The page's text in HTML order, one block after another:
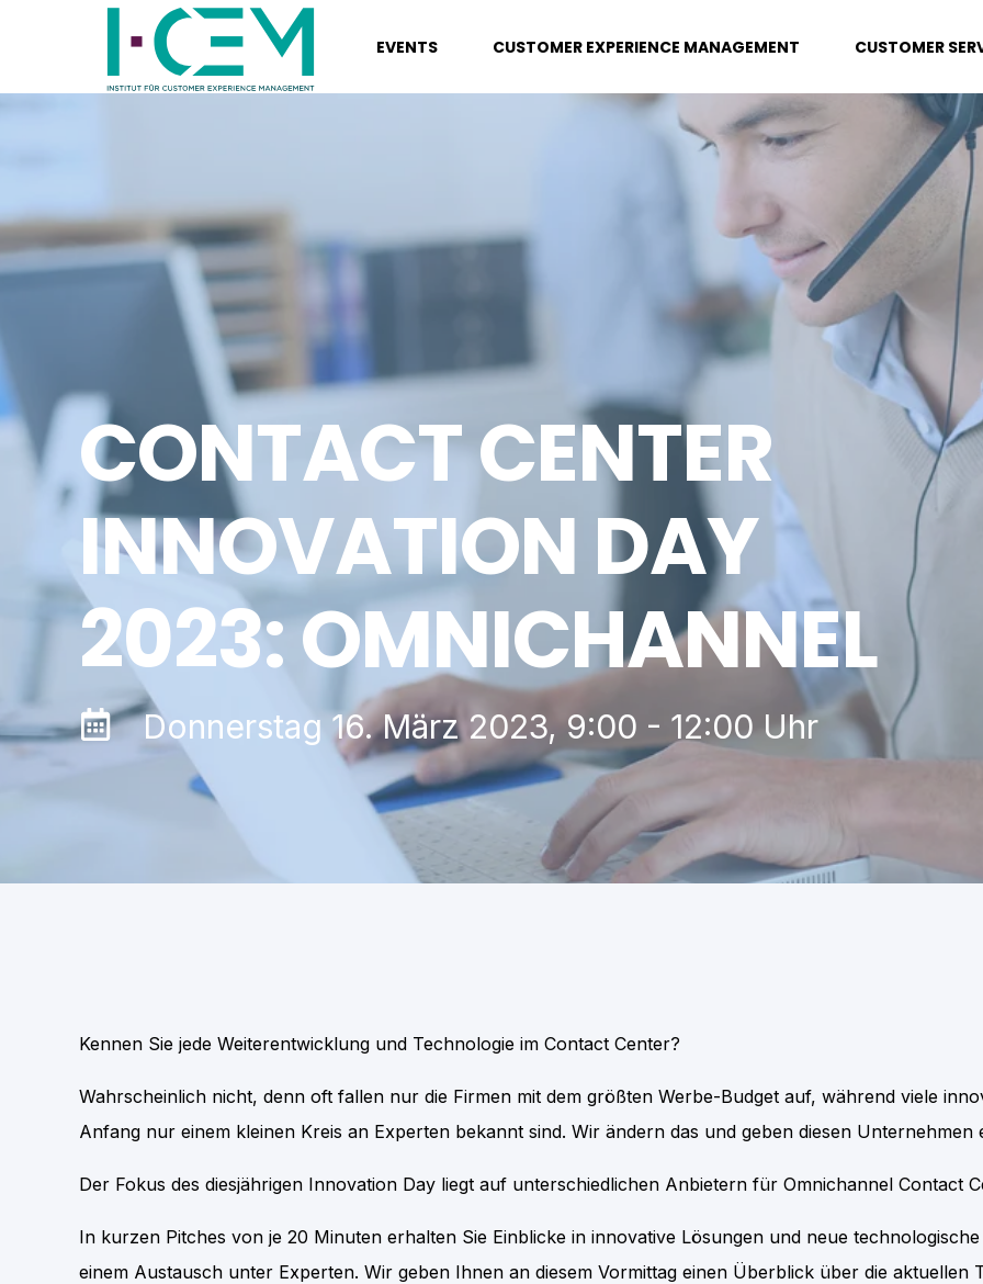
EVENTS CUSTOMER EXPERIENCE MANAGEMENT CUSTOMER
CONTACT CENTER
INNOVATION DAY
2023: OMNICHANNEL
Donnerstag 16. März 2023, 9:00 - 12:00 Uhr
Kennen Sie jede Weiterentwicklung und Technologie im Contact Center?
Wahrscheinlich nicht, denn oft fallen nur die Firmen mit dem größten Werbe-Budget auf, während viele
Anfang nur einem kleinen Kreis an Experten bekannt sind. Wir ändern das und geben diesen Unternehmen
Der Fokus des diesjährigen Innovation Day liegt auf unterschiedlichen Anbietern für Omnichannel Contact
In kurzen Pitches von je 20 Minuten erhalten Sie Einblicke in innovative Lösungen und neue
einem Austausch unter Experten. Wir geben Ihnen an diesem Vormittag einen Überblick über die aktuellen